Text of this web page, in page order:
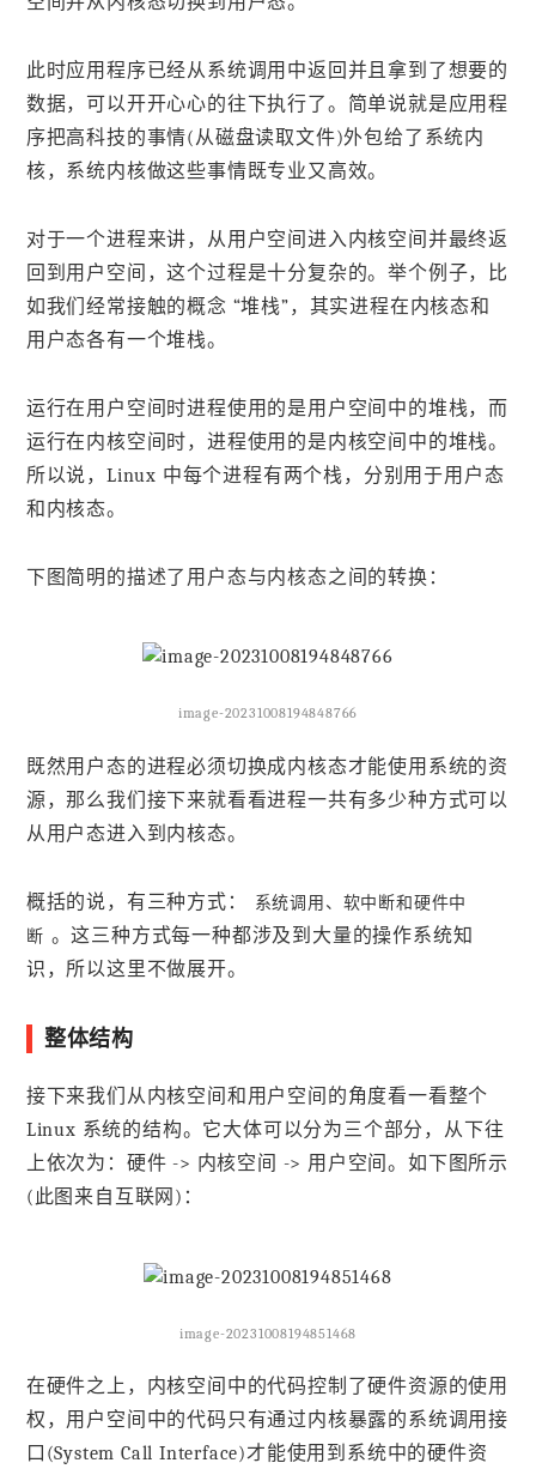
此时应用程序已经从系统调用中返回并且拿到了想要的
数据，可以开开心心的往下执行了。简单说就是应用程
序把高科技的事情(从磁盘读取文件)外包给了系统内
核，系统内核做这些事情既专业又高效。
对于一个进程来讲，从用户空间进入内核空间并最终返
回到用户空间，这个过程是十分复杂的。举个例子，比
如我们经常接触的概念 “堆栈”，其实进程在内核态和
用户态各有一个堆栈。
运行在用户空间时进程使用的是用户空间中的堆栈，而
运行在内核空间时，进程使用的是内核空间中的堆栈。
所以说，Linux 中每个进程有两个栈，分别用于用户态
和内核态。
下图简明的描述了用户态与内核态之间的转换：
image-20231008194848766
既然用户态的进程必须切换成内核态才能使用系统的资
源，那么我们接下来就看看进程一共有多少种方式可以
从用户态进入到内核态。
概括的说，有三种方式：
系统调用、软中断和硬件中
断 。这三种方式每一种都涉及到大量的操作系统知
识，所以这里不做展开。
整体结构
接下来我们从内核空间和用户空间的角度看一看整个
Linux 系统的结构。它大体可以分为三个部分，从下往
上依次为：硬件 -> 内核空间 -> 用户空间。如下图所示
(此图来自互联网)：
image-20231008194851468
在硬件之上，内核空间中的代码控制了硬件资源的使用
权，用户空间中的代码只有通过内核暴露的系统调用接
口(System Call Interface)才能使用到系统中的硬件资